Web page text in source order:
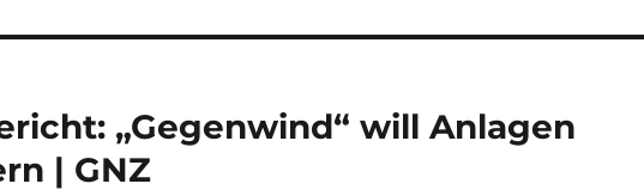
„Gegenwind“ will Anlagen
| GNZ